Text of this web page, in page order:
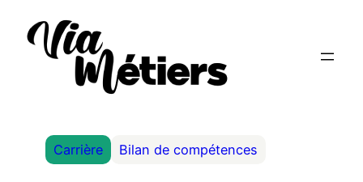
Carrière Bilan de compétences